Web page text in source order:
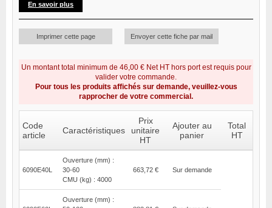
En savoir plus
Imprimer cette page Envoyer cette fiche par mail
Un montant total minimum de 46,00 € Net HT hors port est requis pour
valider votre commande.
Pour tous les produits affichés sur demande, veuillez-vous
rapprocher de votre commercial.
Code
article
Caractéristiques
Prix
unitaire
HT
Ajouter au
panier
Total
HT
6090E40L
Ouverture (mm) :
30-60
CMU (kg) : 4000
663,72 € Sur demande
Ouverture (mm) :